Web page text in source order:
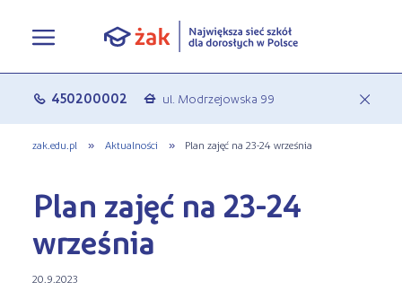
Oferta edukacyjna
Pełna oferta edukacyjna
Liceum ogólnokształcące dla
dorosłych
Szkoły policealne
Rekrutacja
Rekrutacja on-line
O nas
Nauka online w Żaku
c 450200002 a ul. Modrzejowska 99
zak.edu.pl » Aktualności » Plan zajęć na 23-24 września
Plan zajęć na 23-24
września
20.9.2023